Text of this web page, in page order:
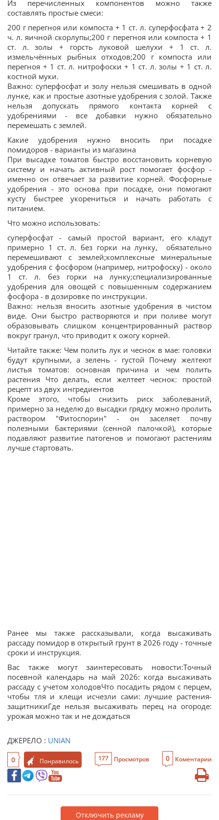
Из перечисленных компонентов можно также
составлять простые смеси:
200 г перегноя или компоста + 1 ст. л. суперфосфата + 2
ч. л. яичной скорлупы;200 г перегноя или компоста + 1
ст. л. золы + горсть луковой шелухи + 1 ст. л.
измельчённых рыбных отходов;200 г компоста или
перегноя + 1 ст. л. нитрофоски + 1 ст. л. золы + 1 ст. л.
костной муки.
Важно: суперфосфат и золу нельзя смешивать в одной
лунке, как и простые азотные удобрения с золой. Также
нельзя допускать прямого контакта корней с
удобрениями - все добавки нужно обязательно
перемешать с землей.
Какие удобрения нужно вносить при посадке
помидоров - варианты из магазина
При высадке томатов быстро восстановить корневую
систему и начать активный рост помогает фосфор -
именно он отвечает за развитие корней. Фосфорные
удобрения - это основа при посадке, они помогают
кусту быстрее укорениться и начать работать с
питанием.
Что можно использовать:
суперфосфат - самый простой вариант, его кладут
примерно 1 ст. л. без горки на лунку, обязательно
перемешивают с землей;комплексные минеральные
удобрения с фосфором (например, нитрофоску) - около
1 ст. л. без горки на лунку;специализированные
удобрения для овощей с повышенным содержанием
фосфора - в дозировке по инструкции.
Важно: нельзя вносить азотные удобрения в чистом
виде. Они быстро растворяются и при поливе могут
образовывать слишком концентрированный раствор
вокруг гранул, что приводит к ожогу корней.
Читайте также: Чем полить лук и чеснок в мае: головки
будут крупными, а зелень - густой Почему желтеют
листья томатов: основная причина и чем полить
растения Что делать, если желтеет чеснок: простой
рецепт из двух ингредиентов
Кроме этого, чтобы снизить риск заболеваний,
примерно за неделю до высадки грядку можно пролить
раствором "Фитоспорин" - он заселяет почву
полезными бактериями (сенной палочкой), которые
подавляют развитие патогенов и помогают растениям
лучше стартовать.
Ранее мы также рассказывали, когда высаживать
рассаду помидор в открытый грунт в 2026 году - точные
сроки и инструкция.
Вас также могут заинтересовать новости:Точный
посевной календарь на май 2026: когда высаживать
рассаду с учетом холодовЧто посадить рядом с перцем,
чтобы тля и клещи исчезли сами: лучшие растения-
защитникиГде нельзя высаживать перец на огороде:
урожая можно так и не дождаться
ДЖЕРЕЛО : UNIAN
0 Понравилось 177 Просмотров 0 Коментарии
Отключить рекламу